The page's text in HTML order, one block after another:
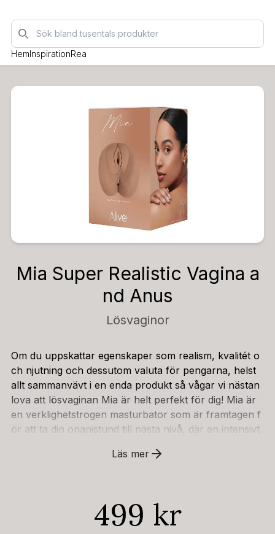
Sök
HemInspirationRea
Mia Super Realistic Vagina a
nd Anus
Lösvaginor
Om du uppskattar egenskaper som realism, kvalitét o
ch njutning och dessutom valuta för pengarna, helst
allt sammanvävt i en enda produkt så vågar vi nästan
lova att lösvaginan Mia är helt perfekt för dig! Mia är
en verklighetstrogen masturbator som är framtagen f
ör att ta din onanistund till nästa nivå, där en intensivt
och härlig TPE av hög kvalitét som ger dig en så där ri
npassar sig efter många olika storlekar. Materialet är
även tåligt och ger dig en enastående upplevelse gång
Läs mer
499 kr